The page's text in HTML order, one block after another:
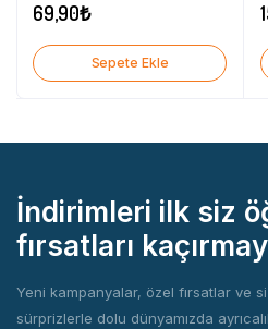
69,90₺
Sepete Ekle
İndirimleri ilk siz
fırsatları
Yeni kampanyalar, özel fırsatlar ve
sürprizlerle dolu dünyamızda